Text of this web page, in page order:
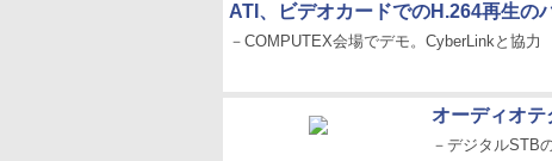
ATI、ビデオカードでのH.264再生の
－COMPUTEX会場でデモ。CyberLinkと協力
オーディオ
－デジタルSTB